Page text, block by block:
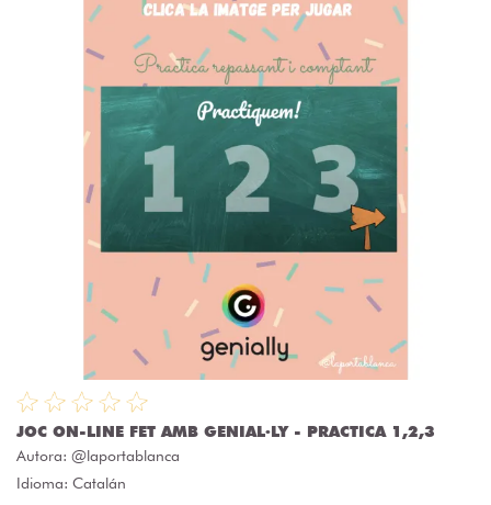
JOC ON-LINE FET AMB GENIAL·LY - PRACTICA 1,2,3
Autora: @laportablanca
Idioma: Catalán